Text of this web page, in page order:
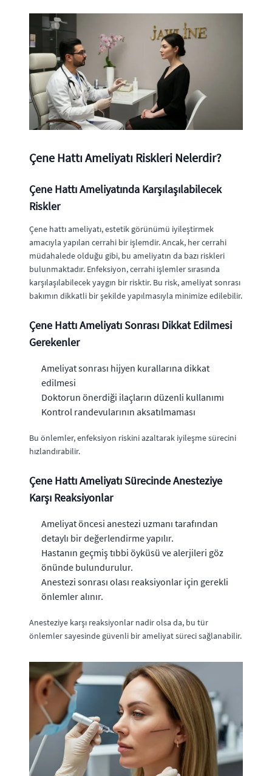
Çene Hattı Ameliyatı Riskleri Nelerdir?
Çene Hattı Ameliyatında Karşılaşılabilecek
Riskler
Çene hattı ameliyatı, estetik görünümü iyileştirmek
amacıyla yapılan cerrahi bir işlemdir. Ancak, her cerrahi
müdahalede olduğu gibi, bu ameliyatın da bazı riskleri
bulunmaktadır. Enfeksiyon, cerrahi işlemler sırasında
karşılaşılabilecek yaygın bir risktir. Bu risk, ameliyat sonrası
bakımın dikkatli bir şekilde yapılmasıyla minimize edilebilir.
Çene Hattı Ameliyatı Sonrası Dikkat Edilmesi
Gerekenler
Ameliyat sonrası hijyen kurallarına dikkat
edilmesi
Doktorun önerdiği ilaçların düzenli kullanımı
Kontrol randevularının aksatılmaması
Bu önlemler, enfeksiyon riskini azaltarak iyileşme sürecini
hızlandırabilir.
Çene Hattı Ameliyatı Sürecinde Anesteziye
Karşı Reaksiyonlar
Ameliyat öncesi anestezi uzmanı tarafından
detaylı bir değerlendirme yapılır.
Hastanın geçmiş tıbbi öyküsü ve alerjileri göz
önünde bulundurulur.
Anestezi sonrası olası reaksiyonlar için gerekli
önlemler alınır.
Anesteziye karşı reaksiyonlar nadir olsa da, bu tür
önlemler sayesinde güvenli bir ameliyat süreci sağlanabilir.